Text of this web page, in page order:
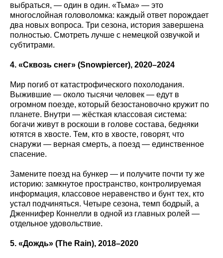
выбраться, — один в один. «Тьма» — это
многослойная головоломка: каждый ответ порождает
два новых вопроса. Три сезона, история завершена
полностью. Смотреть лучше с немецкой озвучкой и
субтитрами.
4. «Сквозь снег» (Snowpiercer), 2020–2024
Мир погиб от катастрофического похолодания.
Выжившие — около тысячи человек — едут в
огромном поезде, который безостановочно кружит по
планете. Внутри — жёсткая классовая система:
богачи живут в роскоши в голове состава, бедняки
ютятся в хвосте. Тем, кто в хвосте, говорят, что
снаружи — верная смерть, а поезд — единственное
спасение.
Замените поезд на бункер — и получите почти ту же
историю: замкнутое пространство, контролируемая
информация, классовое неравенство и бунт тех, кто
устал подчиняться. Четыре сезона, темп бодрый, а
Дженнифер Коннелли в одной из главных ролей —
отдельное удовольствие.
5. «Дождь» (The Rain), 2018–2020